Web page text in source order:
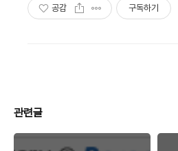
공감 구독하기
관련글